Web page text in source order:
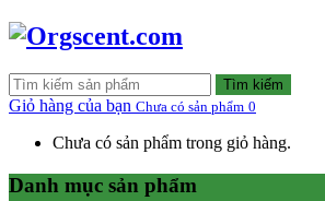
Tìm kiếm
Giỏ hàng của bạn Chưa có sản phẩm 0
Chưa có sản phẩm trong giỏ hàng.
Danh mục sản phẩm